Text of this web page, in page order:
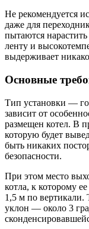
Не рекомендуется
даже для
пытаются
ленту и
выдерживает
Основные
Тип установки —
зависит от
размещен котел. В
которую будет
быть никаких
безопасности.
При этом место
котла, к которому
1,5 м по вертикали.
уклон — около 3